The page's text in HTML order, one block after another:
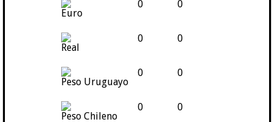
Euro
0 0
Real
0 0
Peso Uruguayo
0 0
Peso Chileno
0 0